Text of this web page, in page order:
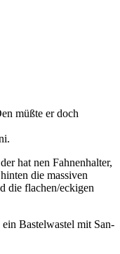
müßte er doch
hat nen Fahnenhalter,
die massiven
die flachen/eckigen
Bastelwastel mit San-